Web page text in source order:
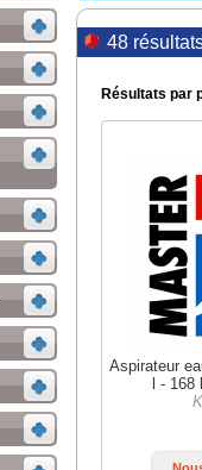
48
Résultats par
Aspirateur
l -